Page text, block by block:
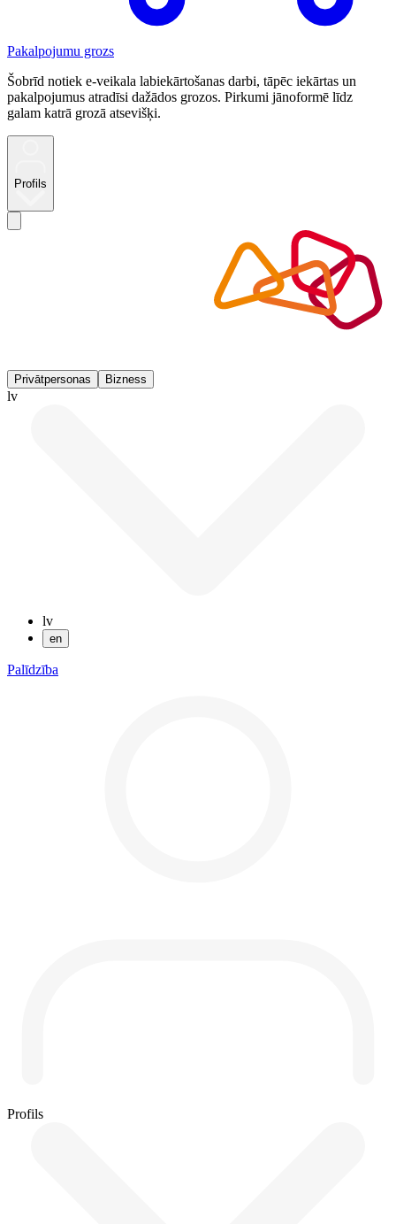
Pakalpojumu grozs
Šobrīd notiek e-veikala labiekārtošanas darbi, tāpēc iekārtas un
pakalpojumus atradīsi dažādos grozos. Pirkumi jānoformē līdz
galam katrā grozā atsevišķi.
Profils
Privātpersonas Bizness
lv
lv
en
Palīdzība
Profils